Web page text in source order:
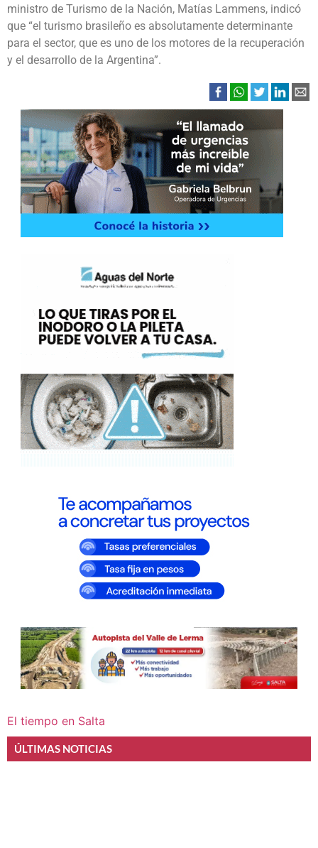
ministro de Turismo de la Nación, Matías Lammens, indicó
que “el turismo brasileño es absolutamente determinante
para el sector, que es uno de los motores de la recuperación
y el desarrollo de la Argentina”.
El tiempo en Salta
ÚLTIMAS NOTICIAS